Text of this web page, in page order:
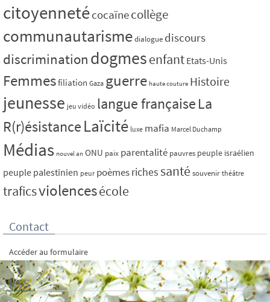
citoyennetécocaïnecollège
communautarismedialogue discours
discrimination dogmesenfant Etats-Unis
Femmesfiliation Gaza guerre haute couture Histoire
jeunesse jeu vidéo langue française La
R(r)ésistanceLaïcité luxe mafia Marcel Duchamp
Médias nouvel an ONU paix parentalité pauvres peuple israélien
peuple palestinien peur poèmesriches santé souvenir théâtre
traficsviolencesécole
Contact
Accéder au formulaire
RSS